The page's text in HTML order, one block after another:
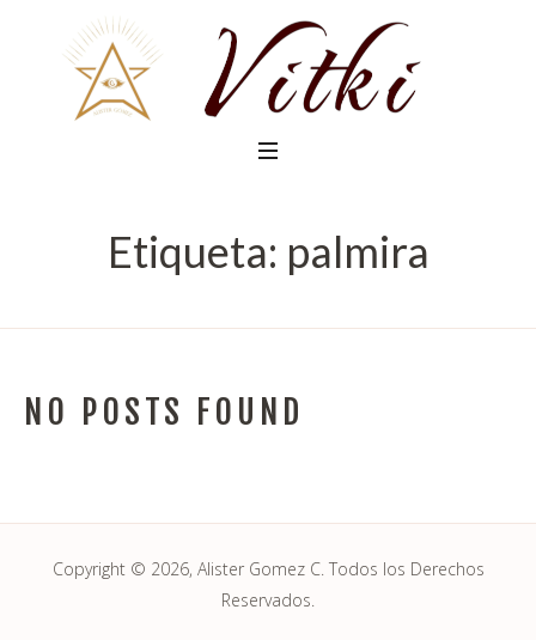
Etiqueta: palmira
NO POSTS FOUND
Copyright © 2026, Alister Gomez C. Todos los Derechos
Reservados.